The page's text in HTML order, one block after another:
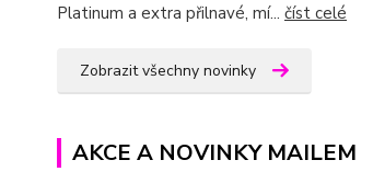
Platinum a extra přilnavé, mí... číst celé
Zobrazit všechny novinky
AKCE A NOVINKY MAILEM